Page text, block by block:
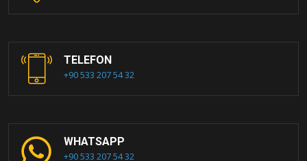
TELEFON
+90 533 207 54 32
WHATSAPP
+90 533 207 54 32